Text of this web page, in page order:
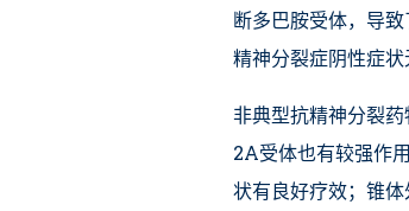
断多巴胺受体，导
精神分裂症阴性症状
非典型抗精神分裂
2A受体也有较强作
状有良好疗效；锥